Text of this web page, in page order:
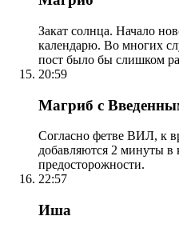
Закат солнца. Начало
календарю. Во многих
пост было бы слишком
20:59
Магриб с
Согласно фетве ВИЛ, к
добавляются 2 минуты в
предосторожности.
22:57
Иша